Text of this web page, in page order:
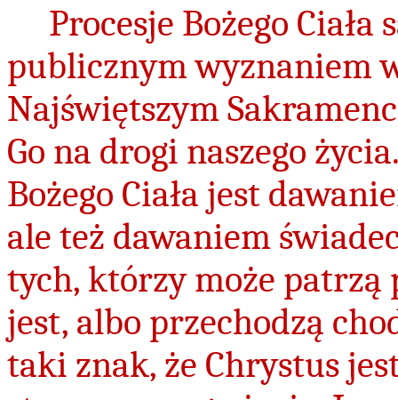
Procesje Bożego
publicznym wyznaniem
Najświętszym
Go na drogi naszego
Bożego Ciała jest
ale też dawaniem
tych, którzy może patrzą
jest, albo przechodzą
taki znak, że Chrystus